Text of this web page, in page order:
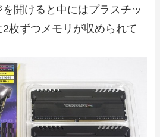
開けると中にはプラスチッ
枚ずつメモリが収められて